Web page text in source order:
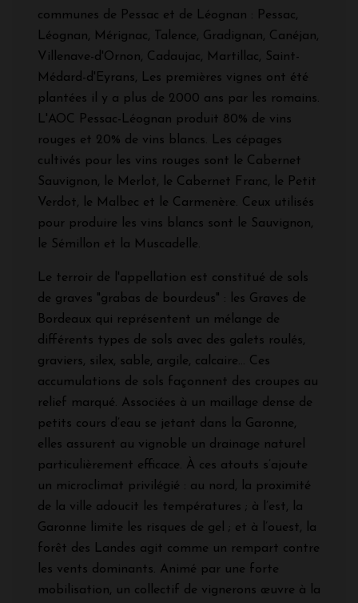
communes de Pessac et de Léognan : Pessac,
Léognan, Mérignac, Talence, Gradignan, Canéjan,
Villenave-d'Ornon, Cadaujac, Martillac, Saint-
Médard-d'Eyrans, Les premières vignes ont été
plantées il y a plus de 2000 ans par les romains.
L'AOC Pessac-Léognan produit 80% de vins
rouges et 20% de vins blancs. Les cépages
cultivés pour les vins rouges sont le Cabernet
Sauvignon, le Merlot, le Cabernet Franc, le Petit
Verdot, le Malbec et le Carmenère. Ceux utilisés
pour produire les vins blancs sont le Sauvignon,
le Sémillon et la Muscadelle.
Le terroir de l'appellation est constitué de sols
de graves "grabas de bourdeus" : les Graves de
Bordeaux qui représentent un mélange de
différents types de sols avec des galets roulés,
graviers, silex, sable, argile, calcaire... Ces
accumulations de sols façonnent des croupes au
relief marqué. Associées à un maillage dense de
petits cours d’eau se jetant dans la Garonne,
elles assurent au vignoble un drainage naturel
particulièrement efficace. À ces atouts s’ajoute
un microclimat privilégié : au nord, la proximité
de la ville adoucit les températures ; à l’est, la
Garonne limite les risques de gel ; et à l’ouest, la
forêt des Landes agit comme un rempart contre
les vents dominants. Animé par une forte
mobilisation, un collectif de vignerons œuvre à la